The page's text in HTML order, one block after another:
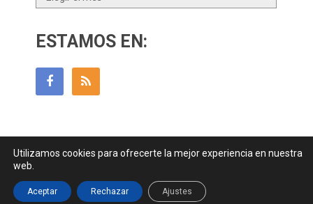
ESTAMOS EN:
Contactar|| Datos Legales y Privacidady
Utilizamos cookies para ofrecerte la mejor experiencia en nuestra
web.
Aceptar Rechazar Ajustes